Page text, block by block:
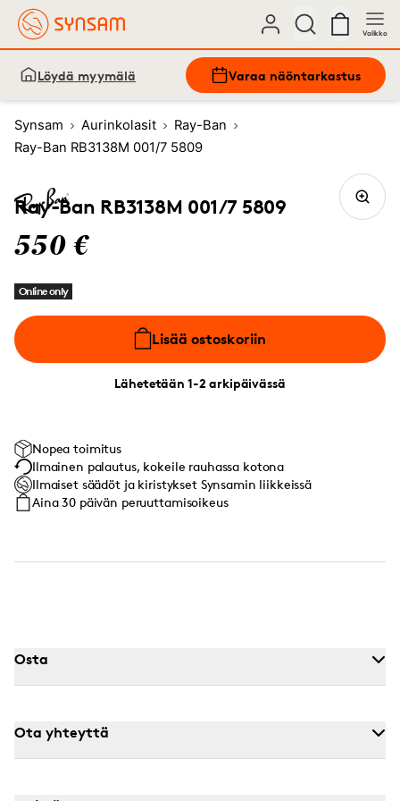
Valikko
Löydä myymälä Varaa näöntarkastus
Synsam Aurinkolasit
Ray-Ban
Ray-Ban RB3138M 001/7 5809
Ray-Ban RB3138M 001/7 5809
550 €
Online only
Lisää ostoskoriin
Lähetetään 1-2 arkipäivässä
Nopea toimitus
Ilmainen palautus, kokeile rauhassa kotona
Ilmaiset säädöt ja kiristykset Synsamin liikkeissä
Aina 30 päivän peruuttamisoikeus
Osta
Ota yhteyttä